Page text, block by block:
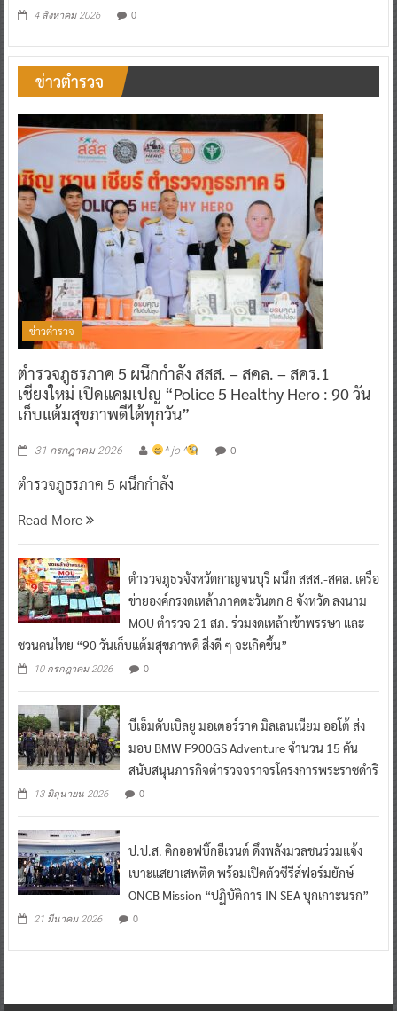
4 สิงหาคม 2026 0
ข่าวตำรวจ
ข่าวตำรวจ
ตำรวจภูธรภาค 5 ผนึกกำลัง สสส. – สคล. – สคร.1
เชียงใหม่ เปิดแคมเปญ “Police 5 Healthy Hero : 90 วัน
เก็บแต้มสุขภาพดีได้ทุกวัน”
31 กรกฎาคม 2026 ^ jo ^ 0
ตำรวจภูธรภาค 5 ผนึกกำลัง
Read More
ตำรวจภูธรจังหวัดกาญจนบุรี ผนึก สสส.-สคล. เครือ
ข่ายองค์กรงดเหล้าภาคตะวันตก 8 จังหวัด ลงนาม
MOU ตำรวจ 21 สภ. ร่วมงดเหล้าเข้าพรรษา และ
ชวนคนไทย “90 วันเก็บแต้มสุขภาพดี สิ่งดี ๆ จะเกิดขึ้น”
10 กรกฎาคม 2026 0
บีเอ็มดับเบิลยู มอเตอร์ราด มิลเลนเนียม ออโต้ ส่ง
มอบ BMW F900GS Adventure จำนวน 15 คัน
สนับสนุนภารกิจตำรวจจราจรโครงการพระราชดำริ
13 มิถุนายน 2026 0
ป.ป.ส. คิกออฟบิ๊กอีเวนต์ ดึงพลังมวลชนร่วมแจ้ง
เบาะแสยาเสพติด พร้อมเปิดตัวซีรีส์ฟอร์มยักษ์
ONCB Mission “ปฏิบัติการ IN SEA บุกเกาะนรก”
21 มีนาคม 2026 0